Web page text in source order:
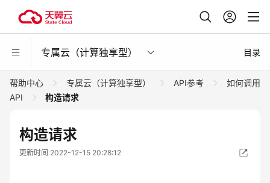
专属云（计算独享型） 目录
帮助中心 专属云（计算独享型） API参考
如何调用
API
构造请求
构造请求
更新时间 2022-12-15 20:28:12